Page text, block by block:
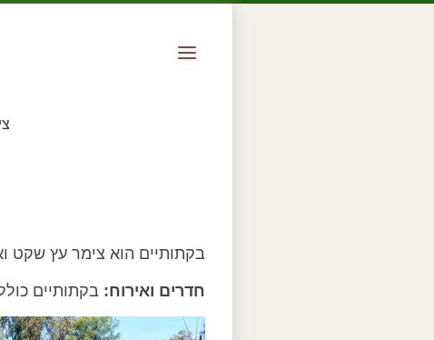
בקתותיים הוא צימר עץ שקט
חדרים ואירוח: בקתותיים